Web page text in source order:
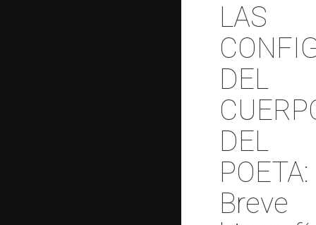
LAS
DEL
DEL
POETA:
Breve